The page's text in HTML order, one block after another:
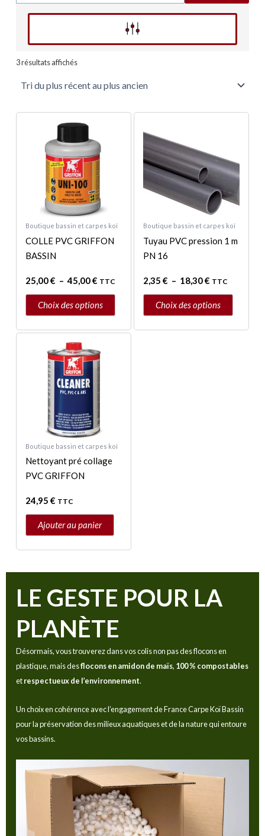
Affinez votre recherche
3 résultats affichésdu
au
plus
Boutique bassin et carpes koï
COLLE PVC GRIFFON
BASSIN
25,00€ – 45,00€
prix :
25,00 €
à
45,00 €
TTC
Choix des options
plusieurs
variations.
options
peuvent
être
choisies
la
page
du
Boutique bassin et carpes koï
Tuyau PVC pression 1 m
PN 16
2,35 € – 18,30€
2,35 €
à
18,30 €
TTC
Choix des options
produit
a
plusieurs
variations.
Les
peuvent
être
choisies
la
page
du
Boutique bassin et carpes koï
Nettoyant pré collage
PVC GRIFFON
24,95€ TTC
Ajouter au panier
LE GESTE POUR LA
PLANÈTE
Désormais, vous trouverez dans vos colis non pas des flocons en
plastique, mais desflocons en amidon de maïs, 100 % compostables
etrespectueux de l’environnement.
Un choix en cohérence avec l’engagement de France Carpe Koï Bassin
pour la préservation des milieux aquatiques et de la nature qui entoure
vos bassins.